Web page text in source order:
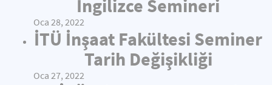
İngilizce Semineri
Oca 28, 2022
İTÜ İnşaat Fakültesi Seminer
Tarih Değişikliği
Oca 27, 2022